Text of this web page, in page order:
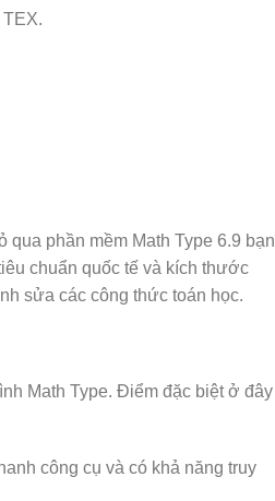
qua phần mềm Math Type 6.9 bạn
chuẩn quốc tế và kích thước
sửa các công thức toán học.
Math Type. Điểm đặc biệt ở đây
công cụ và có khả năng truy